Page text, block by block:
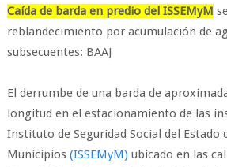
Caída de barda en predio del ISSEMyM
reblandecimiento por acumulación de
subsecuentes: BAAJ
El derrumbe de una barda de
longitud en el estacionamiento de las
Instituto de Seguridad Social del Estado
Municipios (ISSEMyM) ubicado en las